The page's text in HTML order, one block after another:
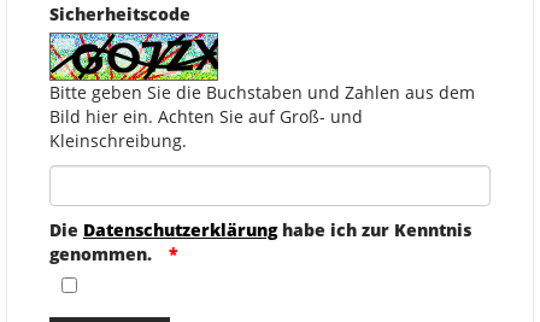
Sicherheitscode
Bitte geben Sie die Buchstaben und Zahlen aus dem
Bild hier ein. Achten Sie auf Groß- und
Kleinschreibung.
Die Datenschutzerklärunghabe ich zur Kenntnis
genommen.